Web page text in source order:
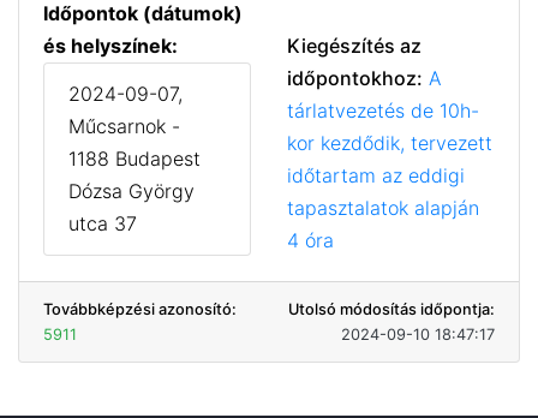
Időpontok (dátumok)
és helyszínek:
2024-09-07,
Műcsarnok -
1188 Budapest
Dózsa György
utca 37
Kiegészítés az
időpontokhoz: A
tárlatvezetés de 10h-
kor kezdődik, tervezett
időtartam az eddigi
tapasztalatok alapján
4 óra
Továbbképzési azonosító:
5911
Utolsó módosítás időpontja:
2024-09-10 18:47:17